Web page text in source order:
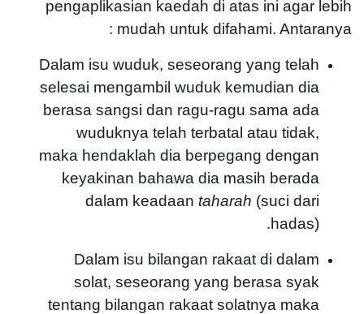
pengaplikasian kaedah di atas ini agar lebih
mudah untuk difahami. Antaranya :
Dalam isu wuduk, seseorang yang telah
selesai mengambil wuduk kemudian dia
berasa sangsi dan ragu-ragu sama ada
wuduknya telah terbatal atau tidak,
maka hendaklah dia berpegang dengan
keyakinan bahawa dia masih berada
dalam keadaan taharah (suci dari
hadas).
Dalam isu bilangan rakaat di dalam
solat, seseorang yang berasa syak
tentang bilangan rakaat solatnya maka